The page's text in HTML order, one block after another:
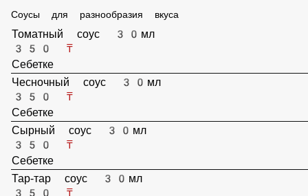
Картофель Фри 100гр
1 000 ₸
Себетке
Соусы для разнообразия вкуса
Томатный соус 30мл
350 ₸
Себетке
Чесночный соус 30мл
350 ₸